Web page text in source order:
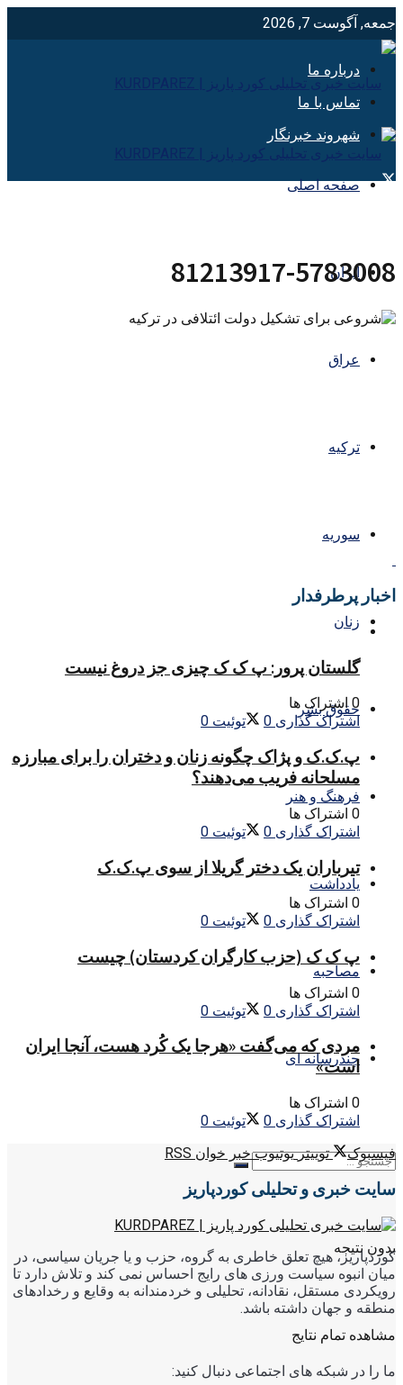
جمعه, آگوست 7, 2026
درباره ما
تماس با ما
شهروند خبرنگار
صفحه اصلی
ایران
عراق
ترکیه
سوریه
زنان
حقوق بشر
فرهنگ و هنر
یادداشت
مصاحبه
چندرسانه ای
بدون نتیجه
مشاهده تمام نتایج
81213917-5783008
اخبار پرطرفدار
گلستان پرور: پ ک ک چیزی جز دروغ نیست
0 اشتراک ها
اشتراک گذاری 0 توئیت 0
پ.ک.ک و پژاک چگونه زنان و دختران را برای مبارزه
مسلحانه فریب می‌دهند؟
0 اشتراک ها
اشتراک گذاری 0 توئیت 0
تیرباران یک دختر گریلا از سوی پ.ک.ک
0 اشتراک ها
اشتراک گذاری 0 توئیت 0
پ ک ک (حزب کارگران کردستان) چیست
0 اشتراک ها
اشتراک گذاری 0 توئیت 0
مردی که می‌گفت «هرجا یک کُرد هست، آنجا ایران
است»
0 اشتراک ها
اشتراک گذاری 0 توئیت 0
فیسبوک
توییتر یوتیوب خبر خوان RSS
سایت خبری و تحلیلی کوردپاریز
کوردپاریز، هیچ تعلق خاطری به گروه، حزب و یا جریان سیاسی، در
میان انبوه سیاست ورزی های رایج احساس نمی کند و تلاش دارد تا
رویکردی مستقل، نقادانه، تحلیلی و خردمندانه به وقایع و رخدادهای
منطقه و جهان داشته باشد.
ما را در شبکه های اجتماعی دنبال کنید: